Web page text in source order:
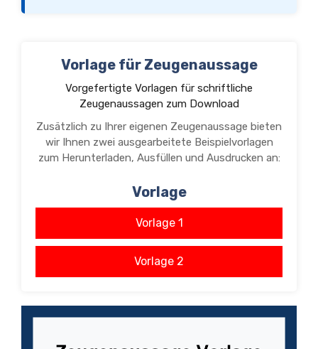
Vorlage für Zeugenaussage
Vorgefertigte Vorlagen für schriftliche
Zeugenaussagen zum Download
Zusätzlich zu Ihrer eigenen Zeugenaussage bieten
wir Ihnen zwei ausgearbeitete Beispielvorlagen
zum Herunterladen, Ausfüllen und Ausdrucken an:
Vorlage
Vorlage 1
Vorlage 2